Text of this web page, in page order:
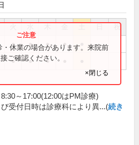
祝
● ● ● ●
● ● ●
休業の場合があります。来院前
ご確認ください。
×閉じる
～17:00(12:00はPM診療)
受付日時は診療科により異...(続き